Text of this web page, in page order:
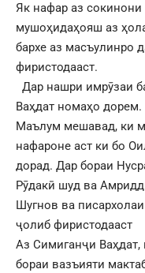
Як нафар аз сокинони
мушоҳидаҳояш аз
бархе аз масъулинро
фиристодааст.
Дар нашри имрӯзаи
Ваҳдат номаҳо дорем.
Маълум мешавад, ки
нафароне аст ки бо
дорад. Дар бораи
Рӯдакӣ шуд ва
Шугнов ва
ҷолиб фиристодааст
Аз Симиганҷи
бораи вазъияти